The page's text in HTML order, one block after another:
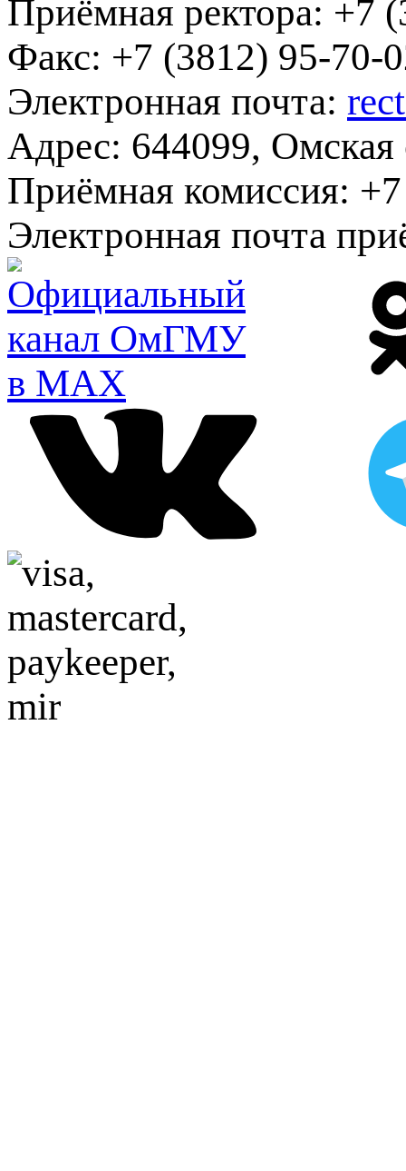
Приёмная ректора: +7
Факс: +7 (3812) 95-70-
Электронная почта:
Адрес: 644099, Омская
Приёмная комиссия:
Электронная почта